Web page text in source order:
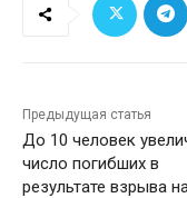
Предыдущая статья
До 10 человек
число погибших в
результате взрыва